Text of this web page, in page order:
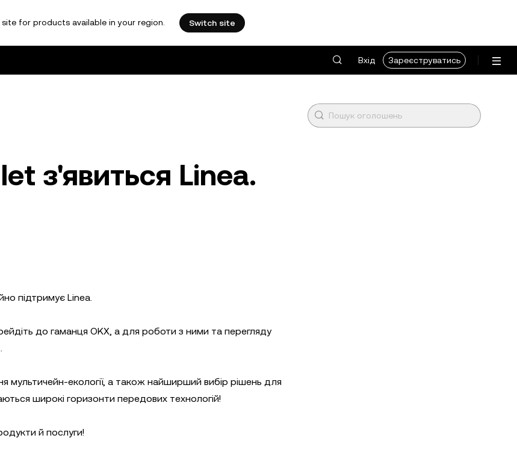
for products available in your region. Switch site
Вхід
Зареєструватись
з'явиться Linea.
підтримує Linea.
до гаманця OKX, а для роботи з ними та перегляду
мультичейн-екології, а також найширший вибір рішень для
широкі горизонти передових технологій!
й послуги!